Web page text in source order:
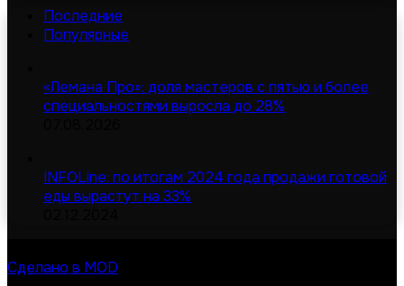
Последние
Популярные
«Лемана Про»: доля мастеров с пятью и более
специальностями выросла до 28%
INFOLine: по итогам 2024 года продажи готовой
еды вырастут на 33%
Сделано в MOD